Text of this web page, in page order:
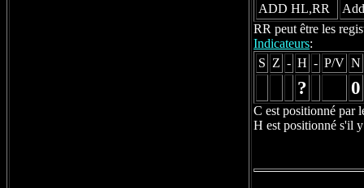
ADD HL,RR
RR peut être les
Indicateurs:
S Z - H - P/V N
? 0
C est positionné par
H est positionné s'il